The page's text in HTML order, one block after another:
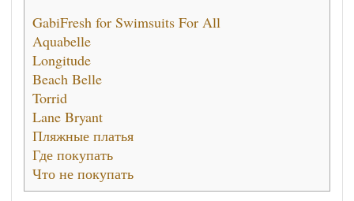
GabiFresh for Swimsuits For All
Aquabelle
Longitude
Beach Belle
Torrid
Lane Bryant
Пляжные платья
Где покупать
Что не покупать